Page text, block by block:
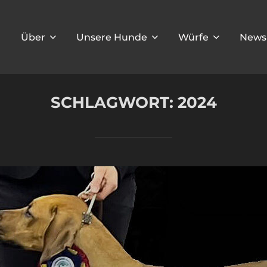
Über Unsere Hunde Würfe News
SCHLAGWORT: 2024